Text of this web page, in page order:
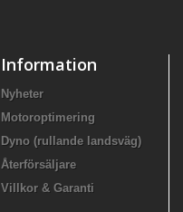
Information
Nyheter
Motoroptimering
Dyno (rullande landsväg)
Återförsäljare
Villkor & Garanti